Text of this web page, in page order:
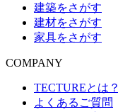
建築をさがす
建材をさがす
家具をさがす
COMPANY
TECTUREとは？
よくあるご質問